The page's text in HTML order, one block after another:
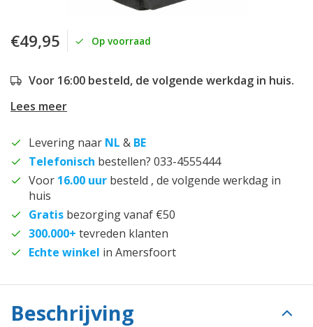
€49,95 Op voorraad
Voor 16:00 besteld, de volgende werkdag in huis.
Lees meer
Levering naar NL & BE
Telefonisch bestellen? 033-4555444
Voor 16.00 uur besteld , de volgende werkdag in
huis
Gratis bezorging vanaf €50
300.000+ tevreden klanten
Echte winkel in Amersfoort
Beschrijving